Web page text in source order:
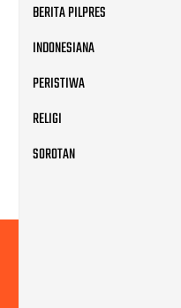
BERITA PILPRES
INDONESIANA
PERISTIWA
RELIGI
SOROTAN